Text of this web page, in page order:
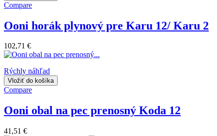
Compare
Ooni horák plynový pre Karu 12/ Karu 2
102,71 €
Rýchly náhľad
Vložiť do košíka
Compare
Ooni obal na pec prenosný Koda 12
41,51 €